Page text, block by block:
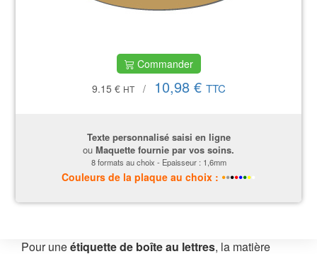
Commander
9.15 € HT / 10,98 € TTC
Texte personnalisé saisi en ligne
ou Maquette fournie par vos soins.
8 formats au choix - Epaisseur : 1,6mm
Couleurs de la plaque au choix : •••••••
Pour uneétiquette de boîte au lettres, la matière